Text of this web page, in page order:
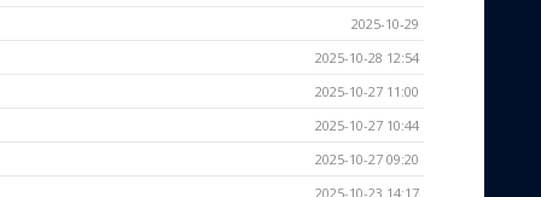
2025-10-29
2025-10-28 12:54
2025-10-27 11:00
2025-10-27 10:44
2025-10-27 09:20
2025-10-23 14:17